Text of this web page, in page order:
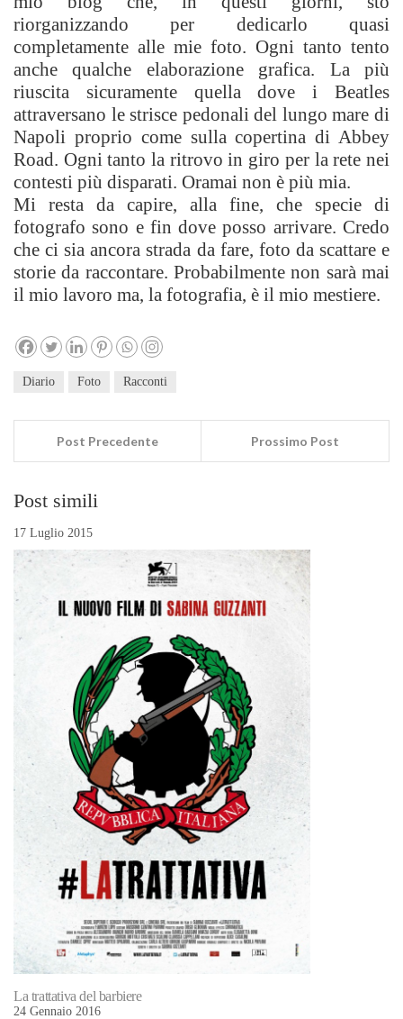
riorganizzando per dedicarlo quasi
completamente alle mie foto. Ogni tanto tento
anche qualche elaborazione grafica. La più
riuscita sicuramente quella dove i Beatles
attraversano le strisce pedonali del lungo mare di
Napoli proprio come sulla copertina di Abbey
Road. Ogni tanto la ritrovo in giro per la rete nei
contesti più disparati. Oramai non è più mia.
Mi resta da capire, alla fine, che specie di
fotografo sono e fin dove posso arrivare. Credo
che ci sia ancora strada da fare, foto da scattare e
storie da raccontare. Probabilmente non sarà mai
il mio lavoro ma, la fotografia, è il mio mestiere.
Diario Foto Racconti
Post Precedente Prossimo Post
Post simili
17 Luglio 2015
La trattativa del barbiere
24 Gennaio 2016